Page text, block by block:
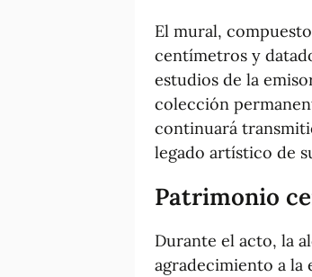
El mural,
centímetros y
estudios de la
colección
continuará
legado artístico de
Patrimonio
Durante el acto, la
agradecimiento a la